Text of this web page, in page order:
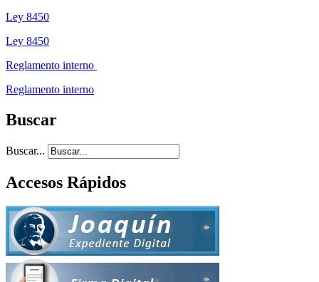
Ley 8450
Ley 8450
Reglamento interno
Reglamento interno
Buscar
Buscar...
Accesos Rápidos